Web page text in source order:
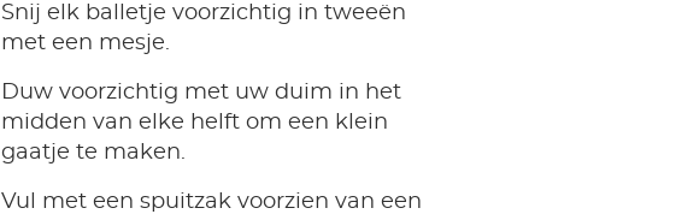
Snij elk balletje voorzichtig in tweeën
met een mesje.
Duw voorzichtig met uw duim in het
midden van elke helft om een klein
gaatje te maken.
Vul met een spuitzak voorzien van een